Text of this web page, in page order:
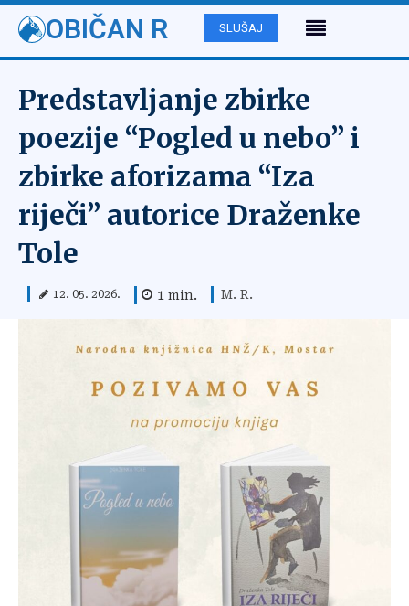
OBIČAN R SLUŠAJ
Predstavljanje zbirke
poezije “Pogled u nebo” i
zbirke aforizama “Iza
riječi” autorice Draženke
Tole
12. 05. 2026. 1 min. M. R.